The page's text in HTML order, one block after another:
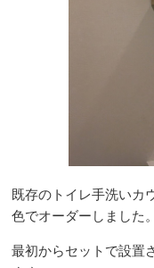
既存のトイレ手洗いカ
色でオーダーしました。
最初からセットで設置